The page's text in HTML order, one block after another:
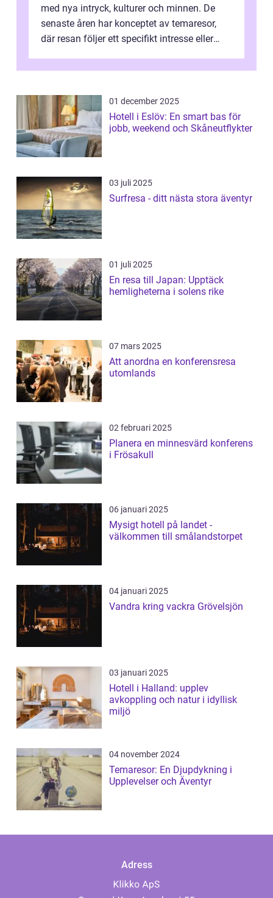
med nya intryck, kulturer och minnen. De
senaste åren har konceptet av temaresor,
där resan följer ett specifikt intresse eller
01 december 2025
Hotell i Eslöv: En smart bas för
jobb, weekend och Skåneutflykter
03 juli 2025
Surfresa - ditt nästa stora äventyr
01 juli 2025
En resa till Japan: Upptäck
hemligheterna i solens rike
07 mars 2025
Att anordna en konferensresa
utomlands
02 februari 2025
Planera en minnesvärd konferens
i Frösakull
06 januari 2025
Mysigt hotell på landet -
välkommen till smålandstorpet
04 januari 2025
Vandra kring vackra Grövelsjön
03 januari 2025
Hotell i Halland: upplev
avkoppling och natur i idyllisk
miljö
04 november 2024
Temaresor: En Djupdykning i
Upplevelser och Äventyr
Adress